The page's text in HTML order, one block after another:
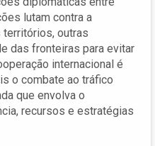
lutam contra a
territórios, outras
das fronteiras para evitar
internacional é
o combate ao tráfico
que envolva o
recursos e estratégias